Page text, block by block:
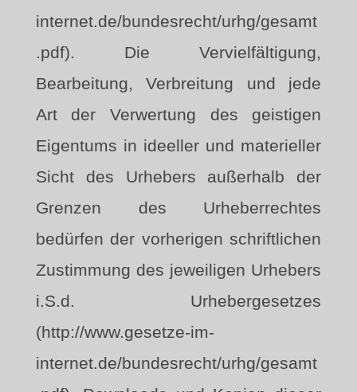
internet.de/bundesrecht/urhg/gesamt
.pdf). Die Vervielfältigung,
Bearbeitung, Verbreitung und jede
Art der Verwertung des geistigen
Eigentums in ideeller und materieller
Sicht des Urhebers außerhalb der
Grenzen des Urheberrechtes
bedürfen der vorherigen schriftlichen
Zustimmung des jeweiligen Urhebers
i.S.d. Urhebergesetzes
(http://www.gesetze-im-
internet.de/bundesrecht/urhg/gesamt